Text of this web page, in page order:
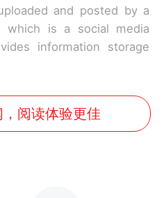
and posted by a
which is a social media
information storage
阅读体验更佳